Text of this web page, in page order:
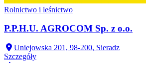
Rolnictwo i leśnictwo
P.P.H.U. AGROCOM Sp. z o.o.
Uniejowska 201, 98-200, Sieradz
Szczegóły